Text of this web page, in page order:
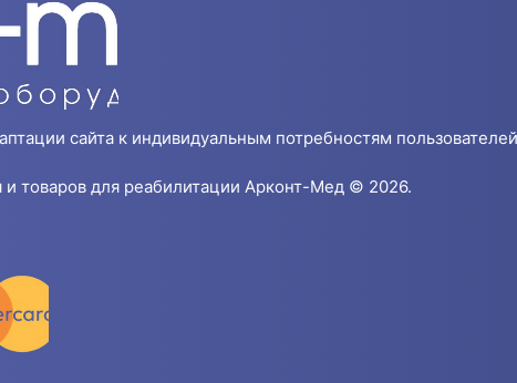
сайта к индивидуальным потребностям
товаров для реабилитации Арконт-Мед © 2026.